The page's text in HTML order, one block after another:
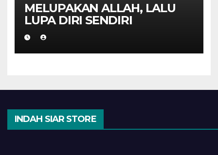
MELUPAKAN ALLAH, LALU
LUPA DIRI SENDIRI
INDAH SIAR STORE